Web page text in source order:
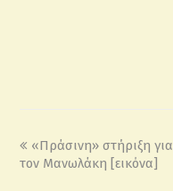
«Πράσινη» στήριξη για
τον Μανωλάκη [εικόνα]